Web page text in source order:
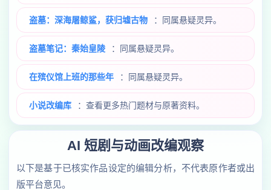
盗墓：深海屠鲸鲨，获归墟古物 ：同属悬疑灵异。
盗墓笔记：秦始皇陵 ：同属悬疑灵异。
在殡仪馆上班的那些年 ：同属悬疑灵异。
小说改编库 ：查看更多热门题材与原著资料。
AI 短剧与动画改编观察
以下是基于已核实作品设定的编辑分析，不代表原作者或出
版平台意见。